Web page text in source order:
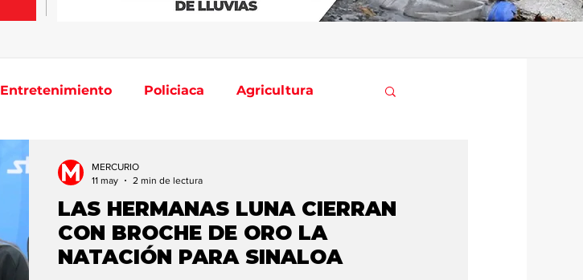
Entretenimiento Policiaca Agricultura
LAS HERMANAS LUNA CIERRAN
CON BROCHE DE ORO LA
NATACIÓN PARA SINALOA
MERCURIO
11 may
2 min de lectura